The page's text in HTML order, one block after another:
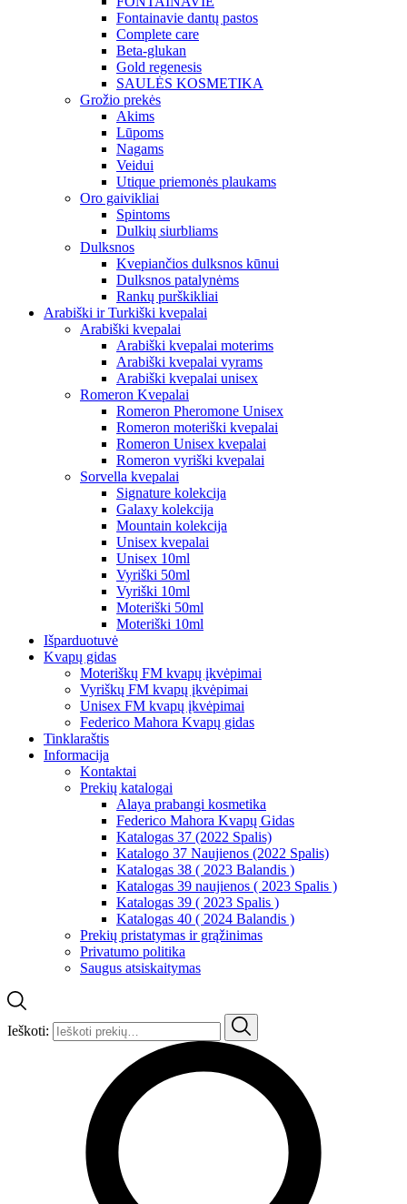
Fontainavie dantų pastos
Complete care
Beta-glukan
Gold regenesis
SAULĖS KOSMETIKA
Grožio prekės
Akims
Lūpoms
Nagams
Veidui
Utique priemonės plaukams
Oro gaivikliai
Spintoms
Dulkių siurbliams
Dulksnos
Kvepiančios dulksnos kūnui
Dulksnos patalynėms
Rankų purškikliai
Arabiški ir Turkiški kvepalai
Arabiški kvepalai
Arabiški kvepalai moterims
Arabiški kvepalai vyrams
Arabiški kvepalai unisex
Romeron Kvepalai
Romeron Pheromone Unisex
Romeron moteriški kvepalai
Romeron Unisex kvepalai
Romeron vyriški kvepalai
Sorvella kvepalai
Signature kolekcija
Galaxy kolekcija
Mountain kolekcija
Unisex kvepalai
Unisex 10ml
Vyriški 50ml
Vyriški 10ml
Moteriški 50ml
Moteriški 10ml
Išparduotuvė
Kvapų gidas
Moteriškų FM kvapų įkvėpimai
Vyriškų FM kvapų įkvėpimai
Unisex FM kvapų įkvėpimai
Federico Mahora Kvapų gidas
Tinklaraštis
Informacija
Kontaktai
Prekių katalogai
Alaya prabangi kosmetika
Federico Mahora Kvapų Gidas
Katalogas 37 (2022 Spalis)
Katalogo 37 Naujienos (2022 Spalis)
Katalogas 38 ( 2023 Balandis )
Katalogas 39 naujienos ( 2023 Spalis )
Katalogas 39 ( 2023 Spalis )
Katalogas 40 ( 2024 Balandis )
Prekių pristatymas ir grąžinimas
Privatumo politika
Saugus atsiskaitymas
Ieškoti: